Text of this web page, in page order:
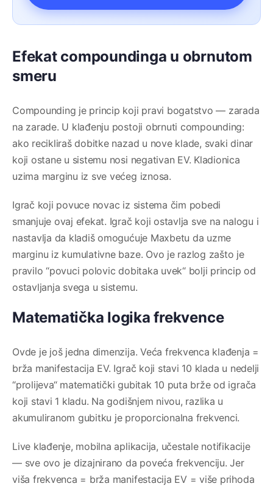
Efekat compoundinga u obrnutom
smeru
Compounding je princip koji pravi bogatstvo — zarada
na zarade. U klađenju postoji obrnuti compounding:
ako recikliraš dobitke nazad u nove klade, svaki dinar
koji ostane u sistemu nosi negativan EV. Kladionica
uzima marginu iz sve većeg iznosa.
Igrač koji povuce novac iz sistema čim pobedi
smanjuje ovaj efekat. Igrač koji ostavlja sve na nalogu i
nastavlja da kladiš omogućuje Maxbetu da uzme
marginu iz kumulativne baze. Ovo je razlog zašto je
pravilo “povuci polovic dobitaka uvek“ bolji princip od
ostavljanja svega u sistemu.
Matematička logika frekvence
Ovde je još jedna dimenzija. Veća frekvenca klađenja =
brža manifestacija EV. Igrač koji stavi 10 klada u nedelji
“prolijeva“ matematički gubitak 10 puta brže od igrača
koji stavi 1 kladu. Na godišnjem nivou, razlika u
akumuliranom gubitku je proporcionalna frekvenci.
Live klađenje, mobilna aplikacija, učestale notifikacije
— sve ovo je dizajnirano da poveća frekvenciju. Jer
viša frekvenca = brža manifestacija EV = više prihoda